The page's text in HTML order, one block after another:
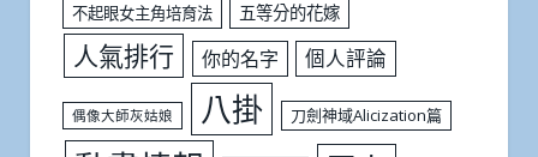
不起眼女主角培育法 五等分的花嫁
人氣排行 你的名字 個人評論
偶像大師灰姑娘 八掛 刀劍神域Alicization篇